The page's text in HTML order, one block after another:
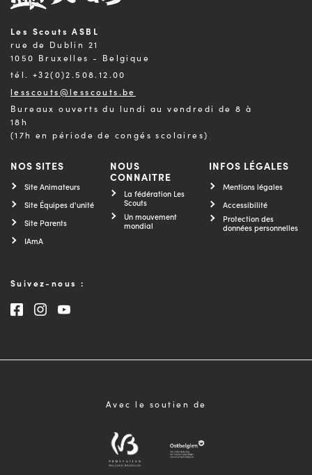
Les Scouts ASBL
rue de Dublin 21
1050 Bruxelles - Belgique
tél. +32(0)2.508.12.00
lesscouts@lesscouts.be
Bureaux ouverts du lundi au vendredi de 8 à
18h
(17h en période de congés scolaires)
NOS SITES
Site Animateurs
Site Équipes d'unité
Site Parents
IAmA
NOUS
CONNAITRE
La fédération Les
Scouts
Un mouvement
mondial
INFOS LÉGALES
Mentions légales
Accessibilité
Protection des
données personnelles
Suivez-nous :
Consultez notre page Facebook
Consultez notre page Instagram
Consultez notre chaîne Youtube
Avec le soutien de